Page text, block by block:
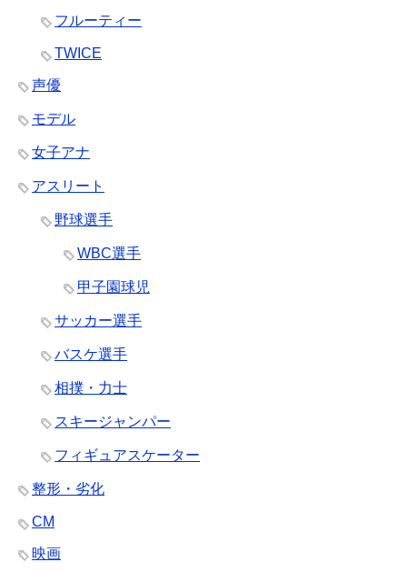
フルーティー
TWICE
声優
モデル
女子アナ
アスリート
野球選手
WBC選手
甲子園球児
サッカー選手
バスケ選手
相撲・力士
スキージャンパー
フィギュアスケーター
整形・劣化
CM
映画